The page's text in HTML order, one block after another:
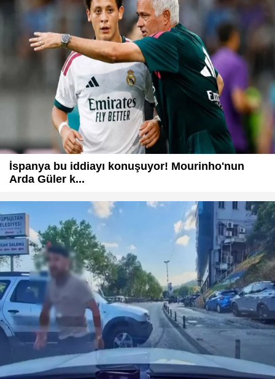
İspanya bu iddiayı konuşuyor! Mourinho'nun
Arda Güler k...